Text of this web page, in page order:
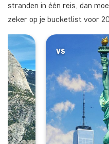
stranden in één reis, dan
zeker op je bucketlist voor
VS